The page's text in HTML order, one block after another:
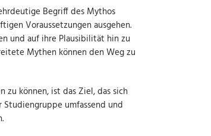
Begriff des Mythos
Voraussetzungen ausgehen.
und auf ihre Plausibilität hin zu
Mythen können den Weg zu
können, ist das Ziel, das sich
umfassend und